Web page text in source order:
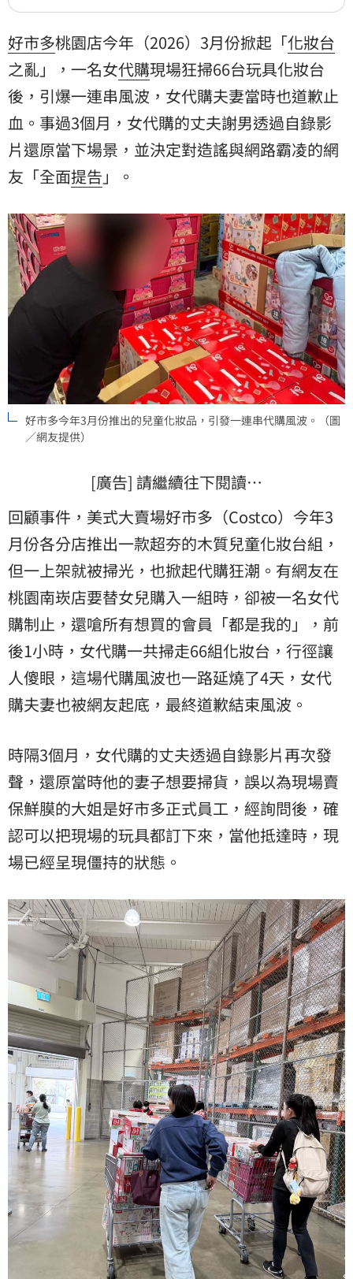
好市多桃園店今年（2026）3月份掀起「化妝台
之亂」，一名女代購現場狂掃66台玩具化妝台
後，引爆一連串風波，女代購夫妻當時也道歉止
血。事過3個月，女代購的丈夫謝男透過自錄影
片還原當下場景，並決定對造謠與網路霸凌的網
友「全面提告 」。
好市多今年3月份推出的兒童化妝品，引發一連串代購風波。（圖
／網友提供）
[廣告] 請繼續往下閱讀…
回顧事件，美式大賣場好市多（Costco）今年3
月份各分店推出一款超夯的木質兒童化妝台組，
但一上架就被掃光，也掀起代購狂潮。有網友在
桃園南崁店要替女兒購入一組時，卻被一名女代
購制止，還嗆所有想買的會員「都是我的」，前
後1小時，女代購一共掃走66組化妝台，行徑讓
人傻眼，這場代購風波也一路延燒了4天，女代
購夫妻也被網友起底，最終道歉結束風波。
時隔3個月，女代購的丈夫透過自錄影片再次發
聲，還原當時他的妻子想要掃貨，誤以為現場賣
保鮮膜的大姐是好市多正式員工，經詢問後，確
認可以把現場的玩具都訂下來，當他抵達時，現
場已經呈現僵持的狀態。